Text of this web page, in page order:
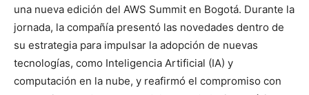
una nueva edición del AWS Summit en Bogotá. Durante la
jornada, la compañía presentó las novedades dentro de
su estrategia para impulsar la adopción de nuevas
tecnologías, como Inteligencia Artificial (IA) y
computación en la nube, y reafirmó el compromiso con